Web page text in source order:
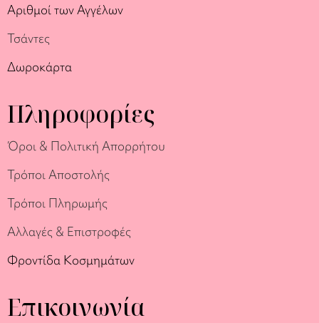
Αριθμοί των Αγγέλων
Τσάντες
Δωροκάρτα
Πληροφορίες
Όροι & Πολιτική Απορρήτου
Τρόποι Αποστολής
Τρόποι Πληρωμής
Αλλαγές & Επιστροφές
Φροντίδα Κοσμημάτων
Επικοινωνία